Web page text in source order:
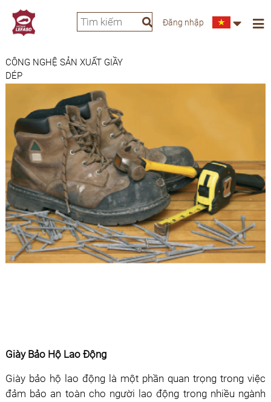
Đăng nhập
CÔNG NGHỆ SẢN XUẤT GIẦY
DÉP
Giày Bảo Hộ Lao Động
Giày bảo hộ lao động là một phần quan trọng trong việc
đảm bảo an toàn cho người lao động trong nhiều ngành